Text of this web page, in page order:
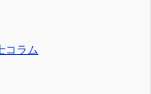
コラム